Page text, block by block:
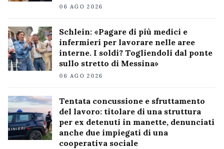
06 AGO 2026
Schlein: «Pagare di più medici e
infermieri per lavorare nelle aree
interne. I soldi? Togliendoli dal ponte
sullo stretto di Messina»
06 AGO 2026
Tentata concussione e sfruttamento
del lavoro: titolare di una struttura
per ex detenuti in manette, denunciati
anche due impiegati di una
cooperativa sociale